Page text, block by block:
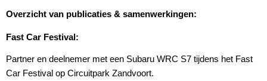
Overzicht van publicaties & samenwerkingen:
Fast Car Festival:
Partner en deelnemer met een Subaru WRC S7 tijdens het Fast
Car Festival op Circuitpark Zandvoort.